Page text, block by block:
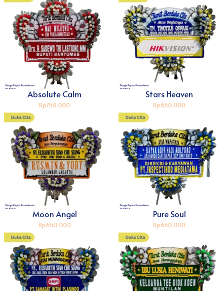
Absolute Calm
Rp750.000
Stars Heaven
Rp650.000
Moon Angel
Rp650.000
Pure Soul
Rp650.000